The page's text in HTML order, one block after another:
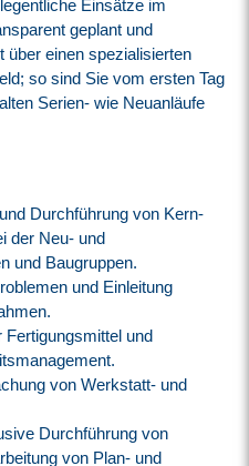
Einsätze im
geplant und
über einen spezialisierten
so sind Sie vom ersten Tag
Serien- wie Neuanläufe
Durchführung von Kern-
der Neu- und
und Baugruppen.
und Einleitung
Fertigungsmittel und
von Werkstatt- und
Durchführung von
von Plan- und